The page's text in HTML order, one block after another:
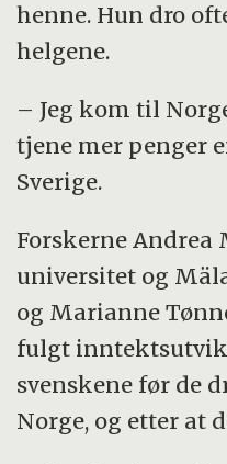
henne. Hun dro
helgene.
– Jeg kom til
tjene mer penger
Sverige.
Forskerne
universitet og
og Marianne
fulgt
svenskene før de
Norge, og etter at